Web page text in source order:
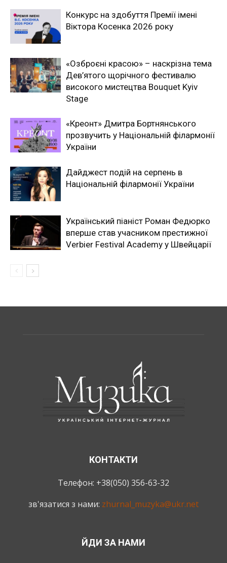
Конкурс на здобуття Премії імені
Віктора Косенка 2026 року
«Озброєні красою» – наскрізна тема
Дев’ятого щорічного фестивалю
високого мистецтва Bouquet Kyiv
Stage
«Креонт» Дмитра Бортнянського
прозвучить у Національній філармонії
України
Дайджест подій на серпень в
Національній філармонії України
Український піаніст Роман Федюрко
вперше став учасником престижної
Verbier Festival Academy у Швейцарії
КОНТАКТИ
Телефон: +38(050) 356-63-32
зв'язатися з нами: zhurnal_muzyka@ukr.net
ЙДИ ЗА НАМИ